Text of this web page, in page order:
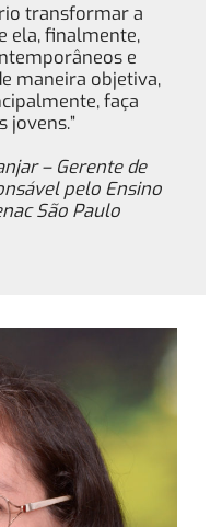
transformar a
ela, finalmente,
e
maneira objetiva,
faça
jovens.”
– Gerente de
pelo Ensino
São Paulo